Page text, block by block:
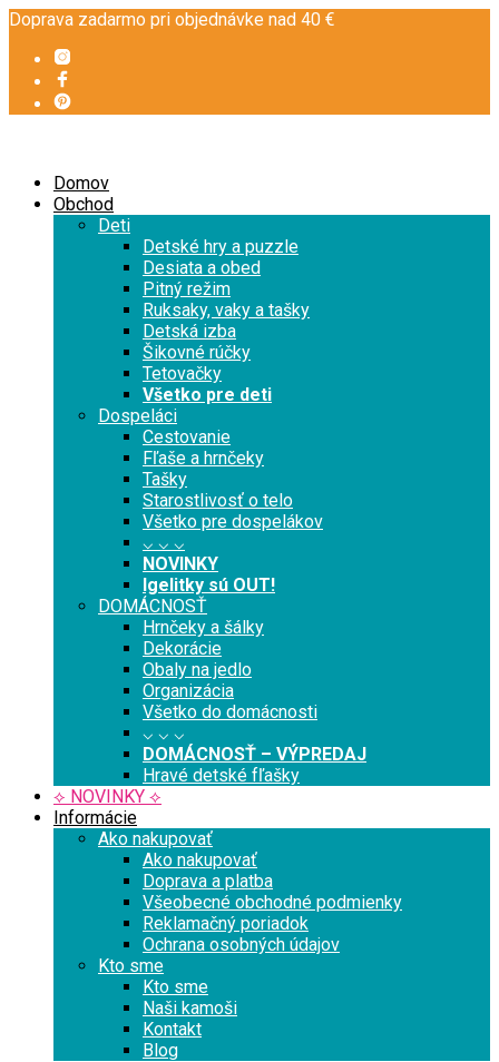
Doprava zadarmo pri objednávke nad 40 €
Domov
Obchod
Deti
Detské hry a puzzle
Desiata a obed
Pitný režim
Ruksaky, vaky a tašky
Detská izba
Šikovné rúčky
Tetovačky
Všetko pre deti
Dospeláci
Cestovanie
Fľaše a hrnčeky
Tašky
Starostlivosť o telo
Všetko pre dospelákov
⌵ ⌵ ⌵
NOVINKY
Igelitky sú OUT!
DOMÁCNOSŤ
Hrnčeky a šálky
Dekorácie
Obaly na jedlo
Organizácia
Všetko do domácnosti
⌵ ⌵ ⌵
DOMÁCNOSŤ – VÝPREDAJ
Hravé detské fľašky
⟡ NOVINKY ⟡
Informácie
Ako nakupovať
Ako nakupovať
Doprava a platba
Všeobecné obchodné podmienky
Reklamačný poriadok
Ochrana osobných údajov
Kto sme
Kto sme
Naši kamoši
Kontakt
Blog